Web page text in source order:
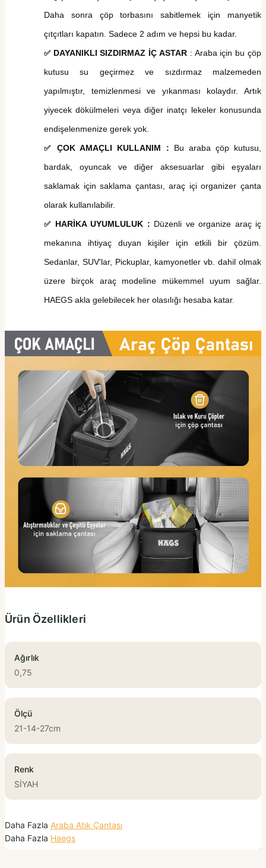
Daha sonra çöp torbasını sabitlemek için manyetik
çıtçıtları kapatın. Sadece 2 adım ve hepsi bu kadar.
✅ DAYANIKLI SIZDIRMAZ İÇ ASTAR : Araba için bu çöp
kutusu su geçirmez ve sızdırmaz malzemeden
yapılmıştır, temizlenmesi ve yıkanması kolaydır. Artık
yiyecek dökülmeleri veya diğer inatçı lekeler konusunda
endişelenmenize gerek yok.
✅ ÇOK AMAÇLI KULLANIM : Bu araba çöp kutusu,
bardak, oyuncak ve diğer aksesuarlar gibi eşyaları
saklamak için saklama çantası, araç içi organizer çanta
olarak kullanılabilir.
✅ HARİKA UYUMLULUK : Düzenli ve organize araç iç
mekanına ihtiyaç duyan kişiler için etkili bir çözüm.
Sedanlar, SUV'lar, Pickuplar, kamyonetler vb. dahil olmak
üzere birçok araç modeline mükemmel uyum sağlar.
HAEGS akla gelebilecek her olasılığı hesaba katar.
Ürün Özellikleri
Ağırlık
0,75
Ölçü
21-14-27cm
Renk
SİYAH
Daha Fazla Araba Atık Çantası
Daha Fazla Haegs